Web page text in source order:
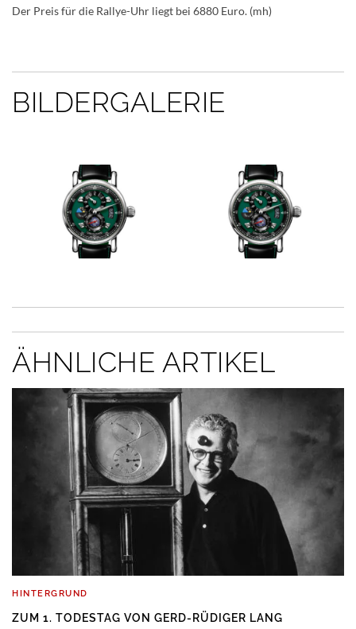
Der Preis für die Rallye-Uhr liegt bei 6880 Euro. (mh)
BILDERGALERIE
ÄHNLICHE ARTIKEL
HINTERGRUND
ZUM 1. TODESTAG VON GERD-RÜDIGER LANG